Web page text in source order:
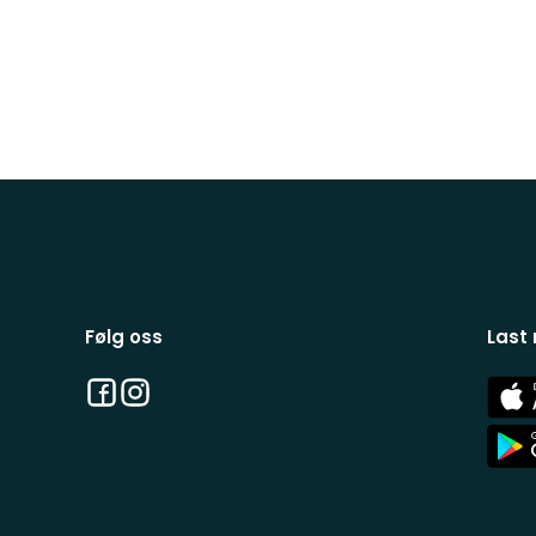
Følg oss
Facebook
Instagram
Last
App
Store
App
Store